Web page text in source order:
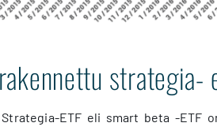
strategia-
. Strategia-ETF eli smart beta -ETF